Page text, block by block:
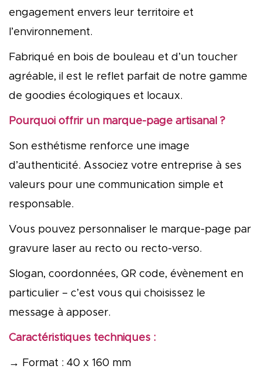
engagement envers leur territoire et
l’environnement.
Fabriqué en bois de bouleau et d’un toucher
agréable, il est le reflet parfait de notre gamme
de goodies écologiques et locaux.
Pourquoi offrir un marque-page artisanal ?
Son esthétisme renforce une image
d’authenticité. Associez votre entreprise à ses
valeurs pour une communication simple et
responsable.
Vous pouvez personnaliser le marque-page par
gravure laser au recto ou recto-verso.
Slogan, coordonnées, QR code, évènement en
particulier – c’est vous qui choisissez le
message à apposer.
Caractéristiques techniques :
→ Format : 40 x 160 mm